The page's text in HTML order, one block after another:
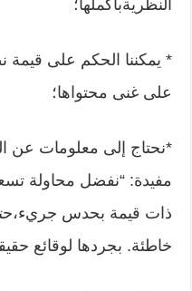
النظريةبأكملها؛
* يمكننا الحكم على قيمة
على غنى محتواها؛
*نحتاج إلى معلومات عن
مفيدة: “نفضل محاولة
ذات قيمة بحدس
خاطئة. بجردها لوقائع حقيقية